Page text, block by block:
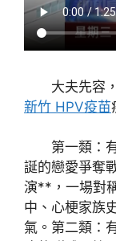
大夫先容
新竹 HPV疫苗
第一類：
誕的戀愛爭奪
演**，一場對
中、心梗家族
氣。第二類：